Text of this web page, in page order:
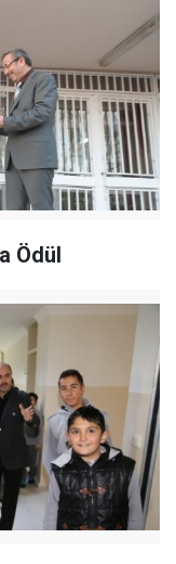
Ödül